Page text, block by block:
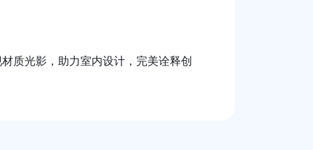
质光影，助力室内设计，完美诠释创